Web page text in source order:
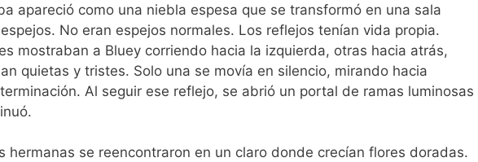
apareció como una niebla espesa que se transformó en una sala
No eran espejos normales. Los reflejos tenían vida propia.
mostraban a Bluey corriendo hacia la izquierda, otras hacia atrás,
quietas y tristes. Solo una se movía en silencio, mirando hacia
Al seguir ese reflejo, se abrió un portal de ramas luminosas
hermanas se reencontraron en un claro donde crecían flores doradas.